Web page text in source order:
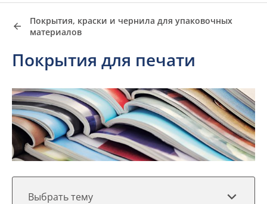
Покрытия, краски и чернила для упаковочных
материалов
Покрытия для печати
Выбрать тему